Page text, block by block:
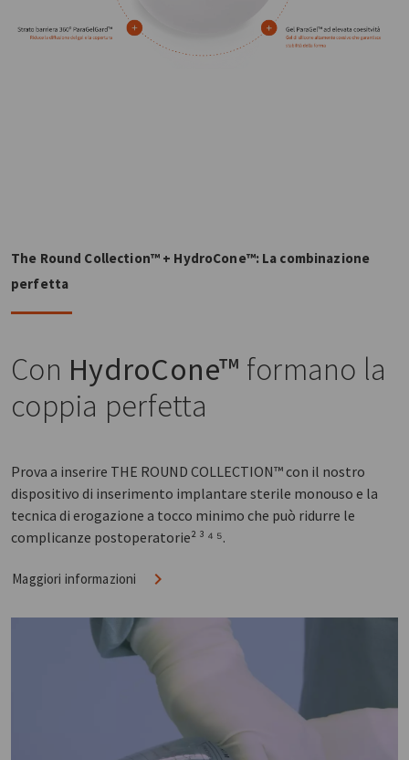
The Round Collection™ + HydroCone™: La combinazione
perfetta
Con HydroCone™ formano la
coppia perfetta
Prova a inserire THE ROUND COLLECTION™ con il nostro
dispositivo di inserimento implantare sterile monouso e la
tecnica di erogazione a tocco minimo che può ridurre le
complicanze postoperatorie² ³ ⁴ ⁵.
Maggiori informazioni